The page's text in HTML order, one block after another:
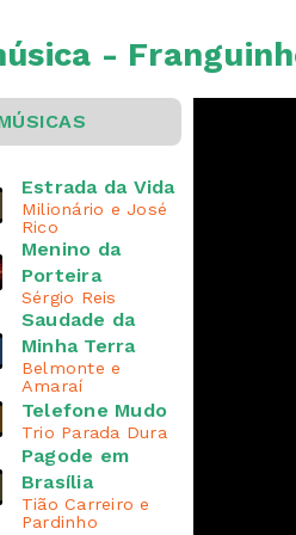
-
Estrada da Vida
Milionário e José
Rico
Menino da
Porteira
Sérgio Reis
Saudade da
Minha Terra
Belmonte e
Amaraí
Telefone Mudo
Trio Parada Dura
Pagode em
Brasília
Tião Carreiro e
Pardinho